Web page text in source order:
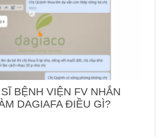
BỆNH VIỆN FV NHẮN
DAGIAFA ĐIỀU GÌ?